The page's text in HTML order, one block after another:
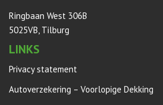
Ringbaan West 306B
5025VB, Tilburg
LINKS
Privacy statement
Autoverzekering – Voorlopige Dekking